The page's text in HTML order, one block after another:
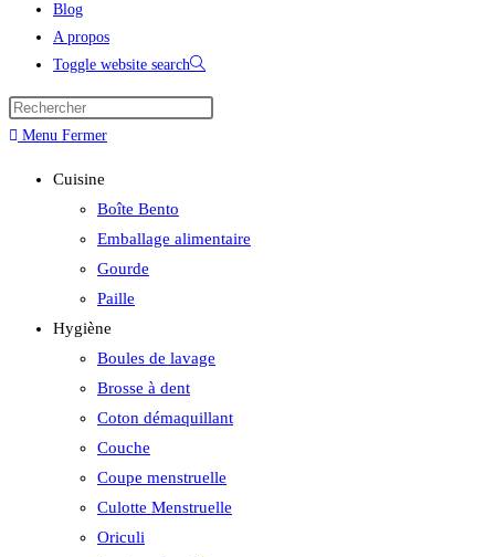
Blog
A propos
Toggle website search
Menu Fermer
Cuisine
Boîte Bento
Emballage alimentaire
Gourde
Paille
Hygiène
Boules de lavage
Brosse à dent
Coton démaquillant
Couche
Coupe menstruelle
Culotte Menstruelle
Oriculi